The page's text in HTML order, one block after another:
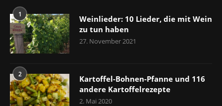
1
Weinlieder: 10 Lieder, die mit Wein
zu tun haben
27. November 2021
2
Kartoffel-Bohnen-Pfanne und 116
andere Kartoffelrezepte
2. Mai 2020